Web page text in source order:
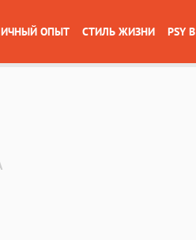
ОПЫТ СТИЛЬ ЖИЗНИ PSY